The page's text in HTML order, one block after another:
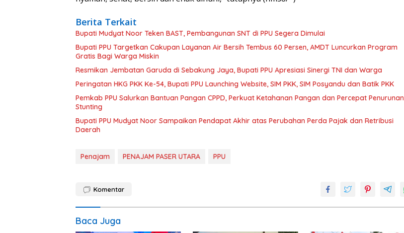
Berita Terkait
Bupati Mudyat Noor Teken BAST, Pembangunan SNT di PPU Segera Dimulai
Bupati PPU Targetkan Cakupan Layanan Air Bersih Tembus 60 Persen, AMDT Luncurkan Program
Gratis Bagi Warga Miskin
Resmikan Jembatan Garuda di Sebakung Jaya, Bupati PPU Apresiasi Sinergi TNI dan Warga
Peringatan HKG PKK Ke-54, Bupati PPU Launching Website, SIM PKK, SIM Posyandu dan Batik PKK
Pemkab PPU Salurkan Bantuan Pangan CPPD, Perkuat Ketahanan Pangan dan Percepat Penurunan
Stunting
Bupati PPU Mudyat Noor Sampaikan Pendapat Akhir atas Perubahan Perda Pajak dan Retribusi
Daerah
Penajam PENAJAM PASER UTARA PPU
Komentar
Baca Juga